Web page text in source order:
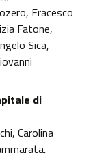
Fracesco
Fatone,
Sica,
di
Carolina